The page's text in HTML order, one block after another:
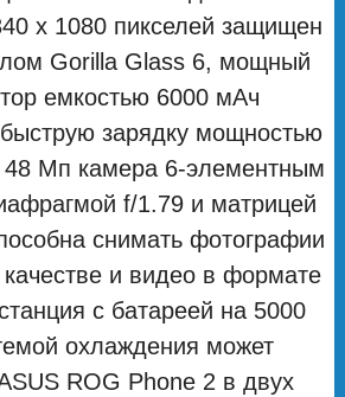
х 1080 пикселей защищен
Gorilla Glass 6, мощный
емкостью 6000 мАч
зарядку мощностью
48 Мп камера 6-элементным
f/1.79 и матрицей
снимать фотографии
и видео в формате
с батареей на 5000
охлаждения может
ROG Phone 2 в двух